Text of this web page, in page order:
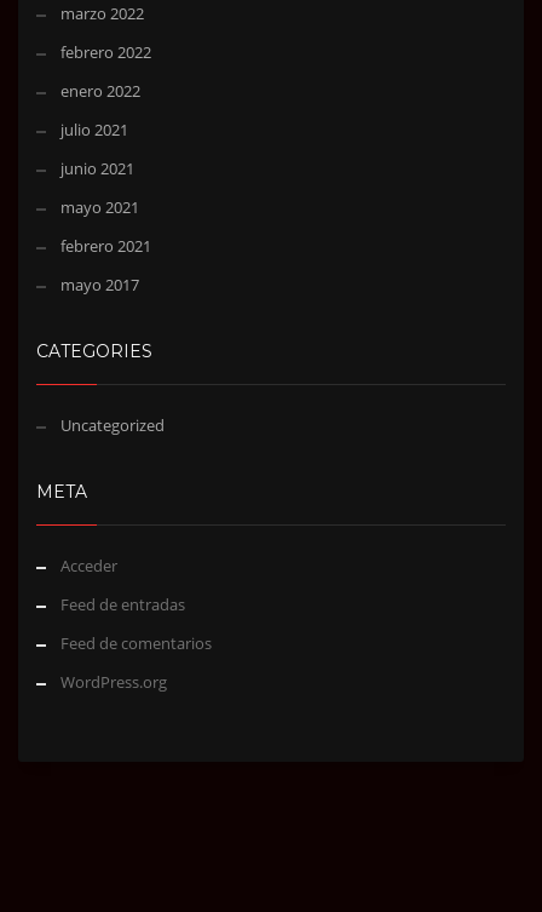
marzo 2022
febrero 2022
enero 2022
julio 2021
junio 2021
mayo 2021
febrero 2021
mayo 2017
CATEGORIES
Uncategorized
META
Acceder
Feed de entradas
Feed de comentarios
WordPress.org